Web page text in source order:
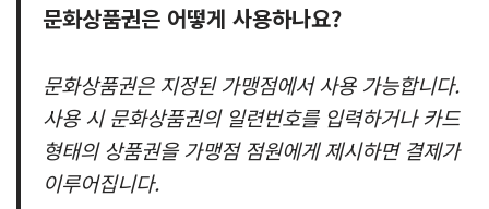
문화상품권은 어떻게 사용하나요?
문화상품권은 지정된 가맹점에서 사용 가능합니다.
사용 시 문화상품권의 일련번호를 입력하거나 카드
형태의 상품권을 가맹점 점원에게 제시하면 결제가
이루어집니다.